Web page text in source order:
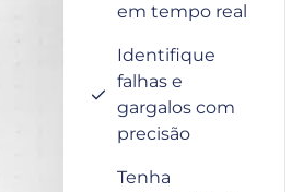
em tempo real
Identifique
falhas e
gargalos com
precisão
Tenha